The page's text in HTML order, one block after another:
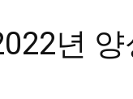
년